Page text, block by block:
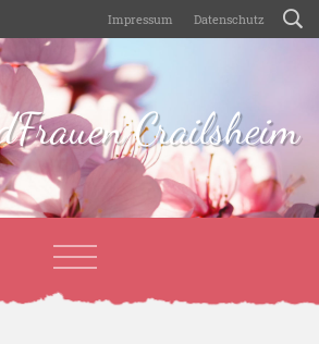
Impressum Datenschutz
Crailsheim